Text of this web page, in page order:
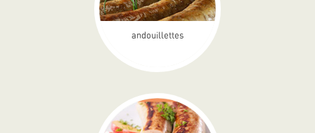
andouillettes